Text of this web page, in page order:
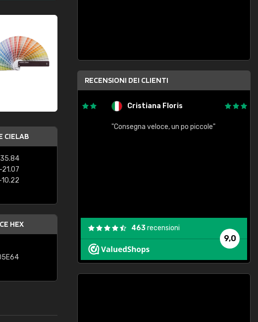
CIELAB
35.84
-21.07
10.22
HEX
RECENSIONI DEI CLIENTI
Cristiana Floris
"Consegna veloce, un po piccole"
9,0
463recensioni